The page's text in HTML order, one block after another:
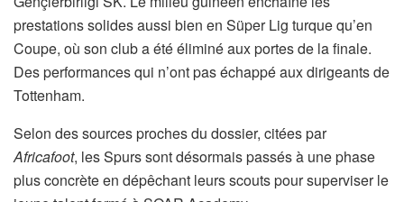
prestations solides aussi bien en Süper Lig turque qu’en
Coupe, où son club a été éliminé aux portes de la finale.
Des performances qui n’ont pas échappé aux dirigeants de
Tottenham.
Selon des sources proches du dossier, citées par
Africafoot, les Spurs sont désormais passés à une phase
plus concrète en dépêchant leurs scouts pour superviser le